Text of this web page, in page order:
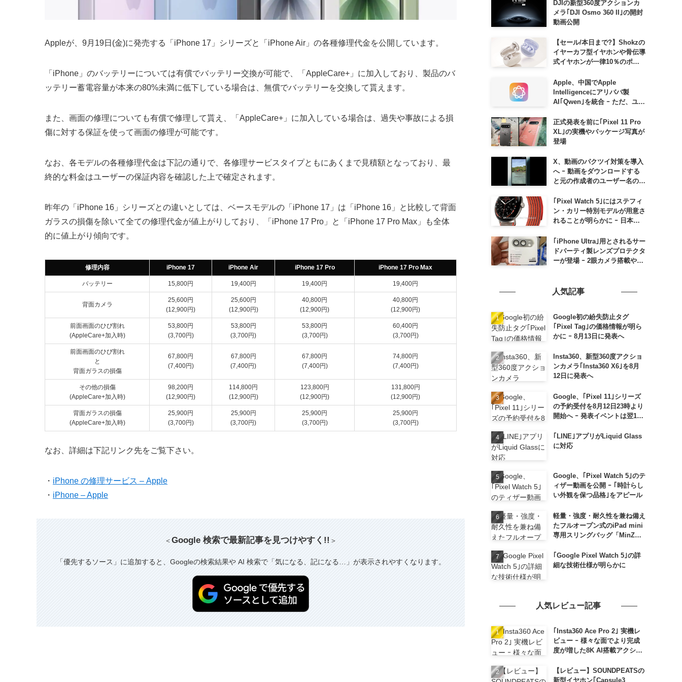
Appleが、9月19日(金)に発売する「iPhone 17」シリーズと「iPhone Air」の各種修理代金を公開しています。
「iPhone」のバッテリーについては有償でバッテリー交換が可能で、「AppleCare+」に加入しており、製品のバ
ッテリー蓄電容量が本来の80%未満に低下している場合は、無償でバッテリーを交換して貰えます。
また、画面の修理についても有償で修理して貰え、「AppleCare+」に加入している場合は、過失や事故による損
傷に対する保証を使って画面の修理が可能です。
なお、各モデルの各種修理代金は下記の通りで、各修理サービスタイプともにあくまで見積額となっており、最
終的な料金はユーザーの保証内容を確認した上で確定されます。
昨年の「iPhone 16」シリーズとの違いとしては、ベースモデルの「iPhone 17」は「iPhone 16」と比較して背面
ガラスの損傷を除いて全ての修理代金が値上がりしており、「iPhone 17 Pro」と「iPhone 17 Pro Max」も全体
的に値上がり傾向です。
修理内容 iPhone 17 iPhone Air iPhone 17 Pro iPhone 17 Pro Max
バッテリー 15,800円 19,400円 19,400円 19,400円
背面カメラ
25,600円
(12,900円)
25,600円
(12,900円)
40,800円
(12,900円)
40,800円
(12,900円)
前面画面のひび割れ
(AppleCare+加入時)
53,800円
(3,700円)
53,800円
(3,700円)
53,800円
(3,700円)
60,400円
(3,700円)
前面画面のひび割れ
と
背面ガラスの損傷
67,800円
(7,400円)
67,800円
(7,400円)
67,800円
(7,400円)
74,800円
(7,400円)
その他の損傷
(AppleCare+加入時)
98,200円
(12,900円)
114,800円
(12,900円)
123,800円
(12,900円)
131,800円
(12,900円)
背面ガラスの損傷
(AppleCare+加入時)
25,900円
(3,700円)
25,900円
(3,700円)
25,900円
(3,700円)
25,900円
(3,700円)
なお、詳細は下記リンク先をご覧下さい。
・ iPhone の修理サービス – Apple
・ iPhone – Apple
＜Google 検索で最新記事を見つけやすく!! ＞
「優先するソース」に追加すると、Googleの検索結果や AI 検索で「気になる、記になる…」が表示されやすくなります。
DJIの新型360度アクションカ
メラ｢DJI Osmo 360 II｣の開封
動画公開
【セール/本日まで?】Shokzの
イヤーカフ型イヤホンや骨伝導
式イヤホンが一律10％のポイ
Apple、中国でApple
Intelligenceにアリババ製
AI｢Qwen｣を統合 ｰ ただ、ユー
正式発表を前に｢Pixel 11 Pro
XL｣の実機やパッケージ写真が
登場
X、動画のパクツイ対策を導入
へ ｰ 動画をダウンロードする
と元の作成者のユーザー名の透
｢Pixel Watch 5｣にはステフィ
ン・カリー特別モデルが用意さ
れることが明らかに ｰ 日本で
う｢iPhone Ultra｣用とされるサー
ドパーティ製レンズプロテクタ
ーが登場 ｰ 2眼カメラ搭載や一
人気記事
Google初の紛失防止タグ
｢Pixel Tag｣の価格情報が明ら
かに ｰ 8月13日に発表へ
Insta360、新型360度アクショ
ンカメラ｢Insta360 X6｣を8月
12日に発表へ
Google、｢Pixel 11｣シリーズ
の予約受付を8月12日23時より
開始へ ｰ 発表イベントは翌13
｢LINE｣アプリがLiquid Glass
に対応
Google、｢Pixel Watch 5｣のテ
ィザー動画を公開 ｰ ｢時計らし
い外観を保つ品格｣をアピール
軽量・強度・耐久性を兼ね備え
たフルオープン式のiPad mini
専用スリングバッグ「MinZ
発売
｢Google Pixel Watch 5｣の詳
細な技術仕様が明らかに
人気レビュー記事
｢Insta360 Ace Pro 2｣ 実機レ
ビュー ｰ 様々な面でより完成
度が増した8K AI搭載アクショ
【レビュー】SOUNDPEATSの
新型イヤホン｢Capsule3